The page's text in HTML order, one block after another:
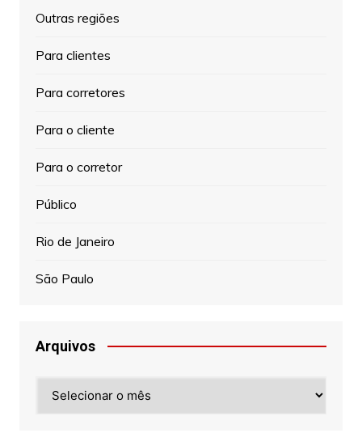
Outras regiões
Para clientes
Para corretores
Para o cliente
Para o corretor
Público
Rio de Janeiro
São Paulo
Arquivos